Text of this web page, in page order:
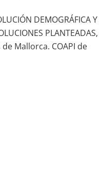
DEMOGRÁFICA Y
PLANTEADAS,
de Mallorca. COAPI de